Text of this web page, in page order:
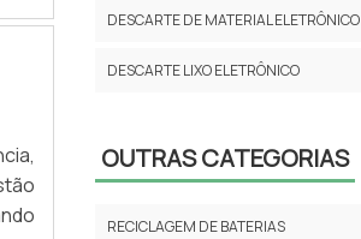
DESCARTE DE MATERIAL ELETRÔNICO
DESCARTE LIXO ELETRÔNICO
EMPRESAS QUE COMPRAM LIXO
ELETRÔNICO
OUTRAS CATEGORIAS
RECICLAGEM DE BATERIAS